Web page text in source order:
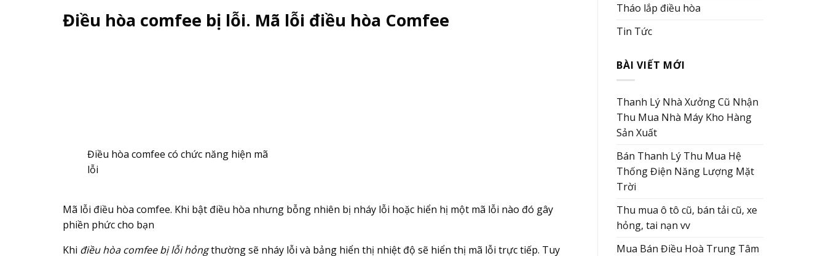
Điều hòa comfee bị lỗi. Mã lỗi điều hòa Comfee
Điều hòa comfee có chức năng hiện mã
lỗi
Mã lỗi điều hòa comfee. Khi bật điều hòa nhưng bỗng nhiên bị nháy lỗi hoặc hiển hị một mã lỗi nào đó gây
phiền phức cho bạn
Khi điều hòa comfee bị lỗi hỏngthường sẽ nháy lỗi và bảng hiển thị nhiệt độ sẽ hiển thị mã lỗi trực tiếp. Tuy
Tháo lắp điều hòa
Tin Tức
BÀI VIẾT MỚI
Thanh Lý Nhà Xưởng Cũ Nhận
Thu Mua Nhà Máy Kho Hàng
Sản Xuất
Bán Thanh Lý Thu Mua Hệ
Thống Điện Năng Lượng Mặt
Trời
Thu mua ô tô cũ, bán tải cũ, xe
hỏng, tai nạn vv
Mua Bán Điều Hoà Trung Tâm